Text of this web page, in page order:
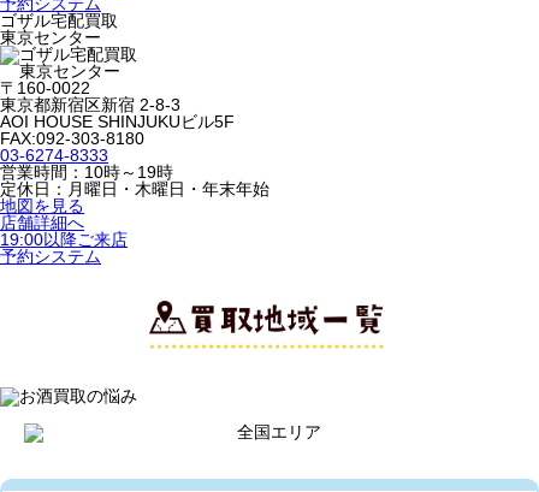
ゴザル宅配買取
東京センター
〒160-0022
東京都新宿区新宿 2-8-3
AOI HOUSE SHINJUKUビル5F
FAX:092-303-8180
03-6274-8333
営業時間：10時～19時
定休日：月曜日・木曜日・年末年始
地図を見る
店舗詳細へ
19:00以降ご来店
予約システム